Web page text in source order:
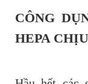
CÔNG
HEPA